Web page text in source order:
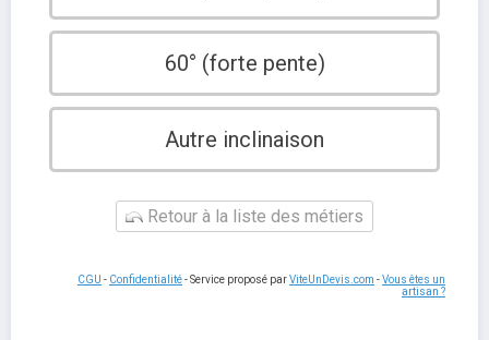
60° (forte pente)
Autre inclinaison
Retour à la liste des métiers
CGU - Confidentialité- Service proposé parViteUnDevis.com -Vous êtes un
artisan ?